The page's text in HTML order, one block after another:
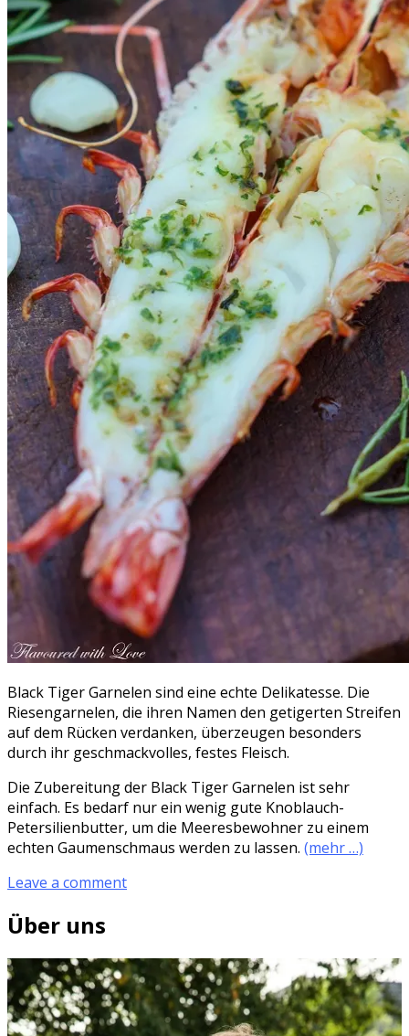
Black Tiger Garnelen sind eine echte Delikatesse. Die
Riesengarnelen, die ihren Namen den getigerten Streifen
auf dem Rücken verdanken, überzeugen besonders
durch ihr geschmackvolles, festes Fleisch.
Die Zubereitung der Black Tiger Garnelen ist sehr
einfach. Es bedarf nur ein wenig gute Knoblauch-
Petersilienbutter, um die Meeresbewohner zu einem
echten Gaumenschmaus werden zu lassen. (mehr …)
Leave a comment
Über uns